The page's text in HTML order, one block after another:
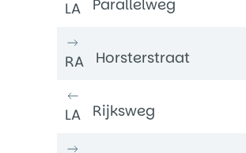
LA Parallelweg
RA Horsterstraat
LA Rijksweg